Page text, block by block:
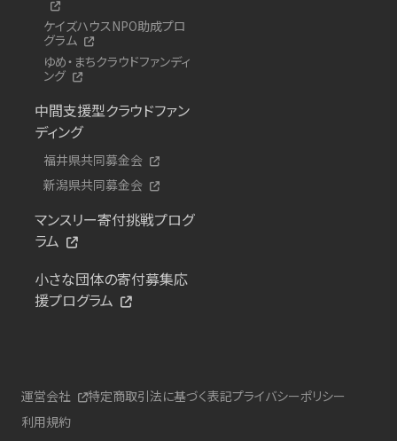
ケイズハウスNPO助成プロ
グラム
ゆめ・まちクラウドファンディ
ング
中間支援型クラウドファン
ディング
福井県共同募金会
新潟県共同募金会
マンスリー寄付挑戦プログ
ラム
小さな団体の寄付募集応
援プログラム
運営会社 特定商取引法に基づく表記プライバシーポリシー
利用規約